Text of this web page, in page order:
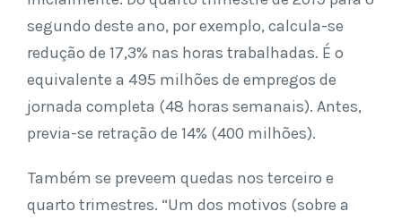
segundo deste ano, por exemplo, calcula-se
redução de 17,3% nas horas trabalhadas. É o
equivalente a 495 milhões de empregos de
jornada completa (48 horas semanais). Antes,
previa-se retração de 14% (400 milhões).
Também se preveem quedas nos terceiro e
quarto trimestres. “Um dos motivos (sobre a